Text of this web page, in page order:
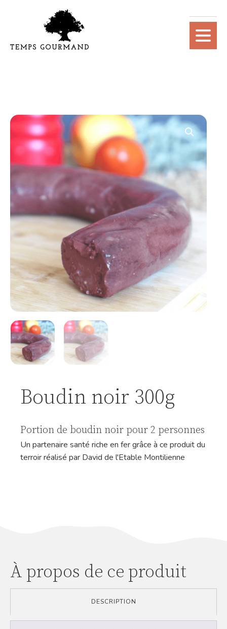
Boudin noir 300g
Portion de boudin noir pour 2 personnes
Un partenaire santé riche en fer grâce à ce produit du
terroir réalisé par David de l'Etable Montilienne
À propos de ce produit
DESCRIPTION